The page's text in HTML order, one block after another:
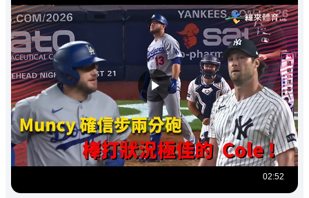
02:52